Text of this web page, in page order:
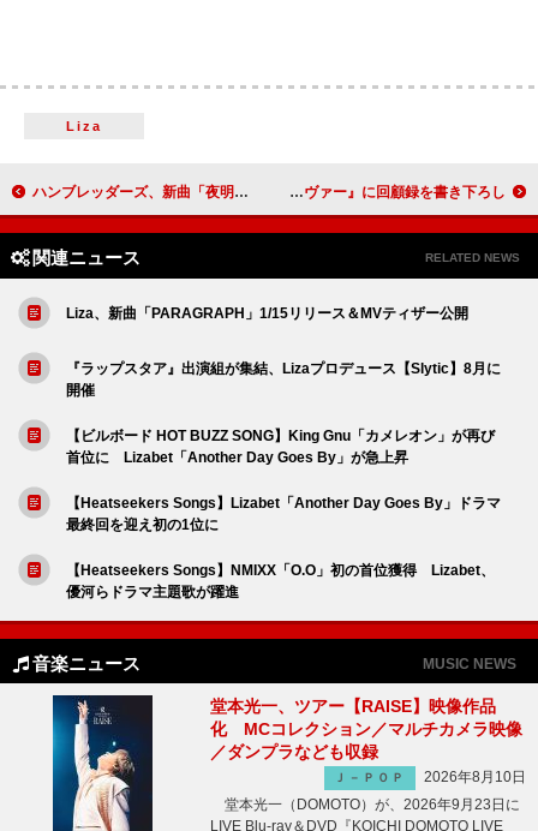
Liza
ハンブレッダーズ、新曲「夜明けの歌」リリックビデオ公開 ムツムロ アキラ（Vo. / Gt.）が撮影＆編集 ジョン・ボン・ジョヴィ、バンドの歴史を追った書籍『ボン・ジョヴィ：フォーエヴァー』に回顧録を書き下ろし
関連ニュース RELATED NEWS
Liza、新曲「PARAGRAPH」1/15リリース＆MVティザー公開
『ラップスタア』出演組が集結、Lizaプロデュース【Slytic】8月に
開催
【ビルボード HOT BUZZ SONG】King Gnu「カメレオン」が再び
首位に Lizabet「Another Day Goes By」が急上昇
【Heatseekers Songs】Lizabet「Another Day Goes By」ドラマ
最終回を迎え初の1位に
【Heatseekers Songs】NMIXX「O.O」初の首位獲得 Lizabet、
優河らドラマ主題歌が躍進
音楽ニュース MUSIC NEWS
堂本光一、ツアー【RAISE】映像作品
化 MCコレクション／マルチカメラ映像
／ダンプラなども収録
Ｊ－ＰＯＰ
2026年8月10日
堂本光一（DOMOTO）が、2026年9月23日に
LIVE Blu-ray＆DVD『KOICHI DOMOTO LIVE